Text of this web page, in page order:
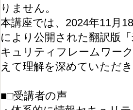
りません。
本講座では、2024年11月
により公開された翻訳版
キュリティフレームワー
えて理解を深めていただき
■□受講者の声